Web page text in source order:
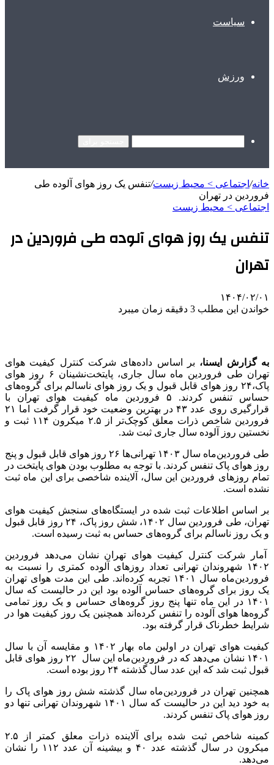
سیاست
ورزش
خانه/ اجتماعی > محیط زیست/تنفس یک روز هوای آلوده طی
فروردین در تهران
اجتماعی > محیط زیست
تنفس یک روز هوای آلوده طی فروردین در
تهران
۱۴۰۴/۰۲/۰۱
خواندن این مطلب 3 دقیقه زمان میبرد
به گزارش ایسنا، بر اساس داده‌های شرکت کنترل کیفیت هوای
تهران طی فروردین ماه سال جاری، پایتخت‌نشینان ۶ روز هوای
پاک،‌۲۴ روز هوای قابل قبول و یک روز هوای ناسالم برای گروه‌های
حساس تنفس کردند. ۵ فروردین ماه کیفیت هوای تهران با
قرارگیری روی عدد ۴۳ در بهترین وضعیت خود قرار گرفت اما ۲۱
فروردین شاخص ذرات معلق کوچک‌تر از ۲.۵ میکرون ۱۱۴ ثبت و
نخستین روز آلوده سال جاری ثبت شد.
طی فروردین‌ماه سال ۱۴۰۳ تهرانی‌ها ۲۶ روز هوای قابل قبول و پنج
روز هوای پاک تنفس کردند. با توجه به مطلوب بودن هوای پایتخت در
تمام روزهای فروردین این سال، آلاینده شاخصی برای این ماه ثبت
نشده است.
بر اساس اطلاعات ثبت شده در ایستگاه‌های سنجش کیفیت هوای
تهران، طی فروردین سال ۱۴۰۲، شش روز پاک، ۲۴ روز قابل قبول
و یک روز ناسالم برای گروه‌های حساس به ثبت رسیده است.
آمار شرکت کنترل کیفیت هوای تهران نشان می‌دهد فروردین
۱۴۰۲ شهروندان تهرانی تعداد روزهای آلوده‌ کمتری را نسبت به
فروردین‌ماه سال ۱۴۰۱ تجربه کرده‌اند. طی این مدت هوای تهران
یک روز برای گروه‌های حساس آلوده بود این در حالیست که سال
۱۴۰۱ در این ماه تنها پنج روز گروه‌های حساس و یک روز تمامی
گروه‌ها هوای آلوده را تنفس کرده‌اند همچنین یک روز کیفیت هوا در
شرایط خطرناک قرار گرفته بود.
کیفیت هوای تهران در اولین ماه بهار ۱۴۰۲ و مقایسه آن با سال
۱۴۰۱ نشان می‌دهد که در فروردین‌ماه این سال ۲۲ روز هوای قابل
قبول ثبت شد که این عدد سال گذشته ۲۴ روز بوده است.
همچنین تهران در فروردین‌ماه سال گذشته شش روز هوای پاک را
به خود دید این در حالیست که سال ۱۴۰۱ شهروندان تهرانی تنها دو
روز هوای پاک تنفس کردند.
کمینه شاخص ثبت شده برای آلاینده ذرات معلق کمتر از ۲.۵
میکرون در سال گذشته عدد ۴۰ و بیشینه آن عدد ۱۱۲ را نشان
می‌دهد.